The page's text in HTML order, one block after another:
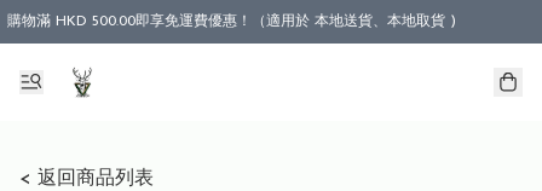
購物滿 HKD 500.00即享免運費優惠！（適用於 本地送貨、本地取貨 )
< 返回商品列表